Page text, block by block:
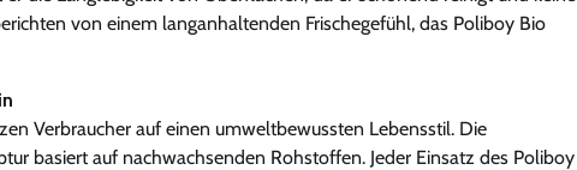
von einem langanhaltenden Frischegefühl, das Poliboy Bio
Verbraucher auf einen umweltbewussten Lebensstil. Die
basiert auf nachwachsenden Rohstoffen. Jeder Einsatz des Poliboy